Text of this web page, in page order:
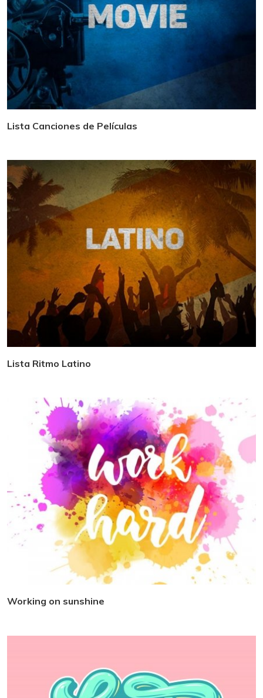
Lista Canciones de Películas
Lista Ritmo Latino
Working on sunshine